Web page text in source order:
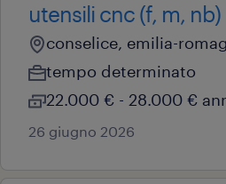
utensili cnc (f, m, nb)
conselice, emilia-
tempo determinato
22.000 € - 28.000 €
26 giugno 2026